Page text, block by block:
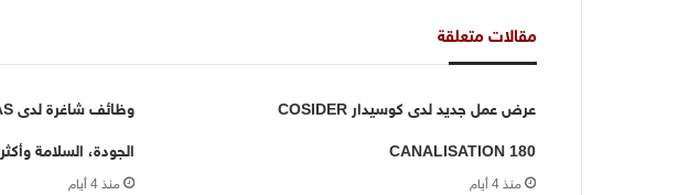
مقالات متعلقة
عرض عمل جديد لدى كوسيدار COSIDER
CANALISATION 180
منذ 4 أيام
الجودة، السلامة وأكثر
منذ 4 أيام